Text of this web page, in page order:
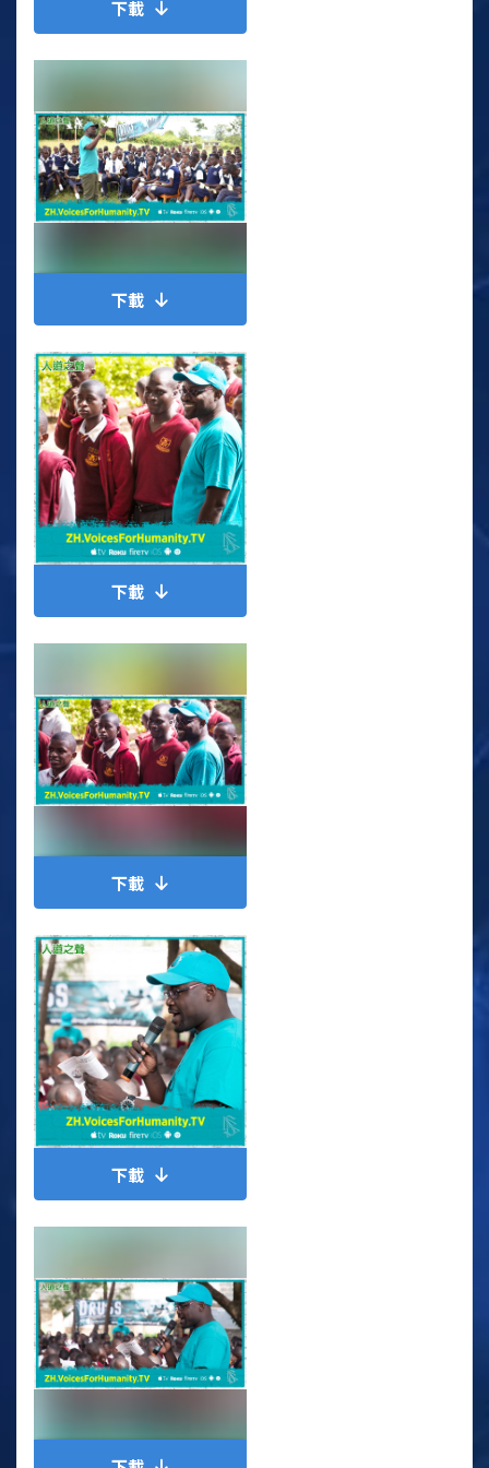
下載
下載
下載
下載
下載